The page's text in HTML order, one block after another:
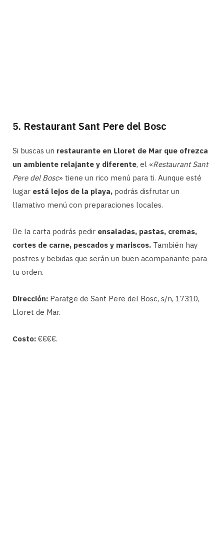
5. Restaurant Sant Pere del Bosc
Si buscas un restaurante en Lloret de Mar que ofrezca
un ambiente relajante y diferente, el «Restaurant Sant
Pere del Bosc» tiene un rico menú para ti. Aunque esté
lugar está lejos de la playa, podrás disfrutar un
llamativo menú con preparaciones locales.
De la carta podrás pedir ensaladas, pastas, cremas,
cortes de carne, pescados y mariscos. También hay
postres y bebidas que serán un buen acompañante para
tu orden.
Dirección: Paratge de Sant Pere del Bosc, s/n, 17310,
Lloret de Mar.
Costo: €€€€.